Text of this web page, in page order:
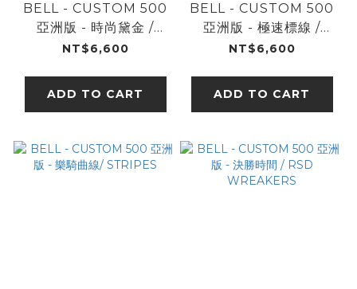
BELL - CUSTOM 500
亞洲版 - 時尚黛金 /
PARLORS EMRALD
NT$6,600
ADD TO CART
BELL - CUSTOM 500
亞洲版 - 極速標線 /
PARLORS WHT
NT$6,600
ADD TO CART